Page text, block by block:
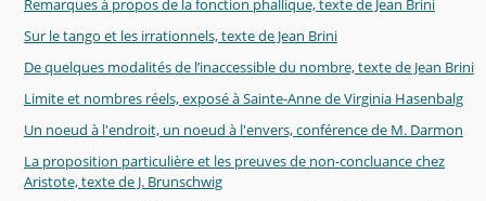
Remarques à propos de la fonction phallique, texte de Jean Brini
Sur le tango et les irrationnels, texte de Jean Brini
De quelques modalités de l’inaccessible du nombre, texte de Jean Brini
Limite et nombres réels, exposé à Sainte-Anne de Virginia Hasenbalg
Un noeud à l'endroit, un noeud à l'envers, conférence de M. Darmon
La proposition particulière et les preuves de non-concluance chez
Aristote, texte de J. Brunschwig